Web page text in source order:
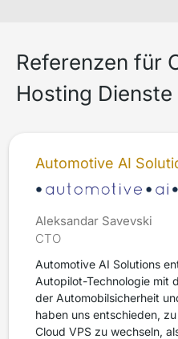
Referenzen für
Hosting Dienste
Automotive AI
Aleksandar Savevski
CTO
Automotive AI Solutions
Autopilot-Technologie mit
der Automobilsicherheit
haben uns entschieden,
Cloud VPS zu wechseln,